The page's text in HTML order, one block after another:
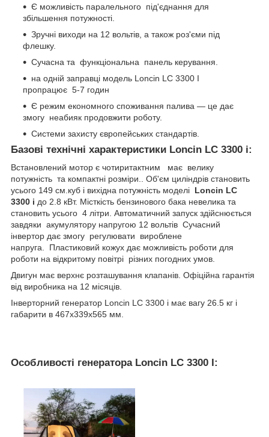
Є можливість паралельного під'єднання для
збільшення потужності.
Зручні виходи на 12 вольтів, а також роз'єми під
флешку.
Сучасна та функціональна панель керування.
на одній заправці модель Loncin LC 3300 I
пропрацює 5-7 годин
Є режим економного споживання палива — це дає
змогу неабияк продовжити роботу.
Системи захисту європейських стандартів.
Базові технічні характеристики Loncin LC 3300 i:
Встановлений мотор є чотиритактним має велику
потужність та компактні розміри.. Об'єм циліндрів становить
усього 149 см.куб і вихідна потужність моделі Loncin LC
3300 i до 2.8 кВт. Місткість бензинового бака невелика та
становить усього 4 літри. Автоматичний запуск здійснюється
завдяки акумулятору напругою 12 вольтів Сучасний
інвертор дає змогу регулювати вироблене
напруга. Пластиковий кожух дає можливість роботи для
роботи на відкритому повітрі різних погодних умов.
Двигун має верхнє розташування клапанів. Офіційна гарантія
від виробника на 12 місяців.
Інверторний генератор Loncin LC 3300 i має вагу 26.5 кг і
габарити в 467x339x565 мм.
Особливості генератора Loncin LC 3300 I: